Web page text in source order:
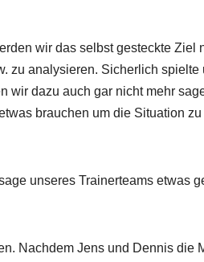
wir das selbst gesteckte Ziel
zu analysieren. Sicherlich spielte
wir dazu auch gar nicht mehr
brauchen um die Situation zu
unseres Trainerteams etwas
Nachdem Jens und Dennis die